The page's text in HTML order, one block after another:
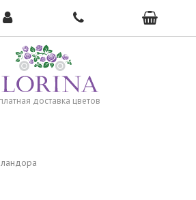
доставка цветов
сюда →